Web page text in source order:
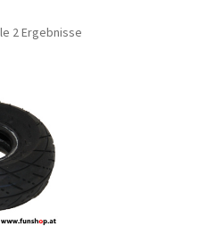
2 Ergebnisse